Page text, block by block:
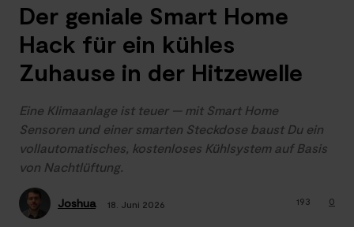
Der geniale Smart Home
Hack für ein kühles
Zuhause in der Hitzewelle
Eine Klimaanlage ist teuer — mit Smart Home
Sensoren und einer smarten Steckdose baust Du ein
vollautomatisches, kostenloses Kühlsystem auf Basis
von Nachtlüftung.
Joshua 18. Juni 2026 0
193